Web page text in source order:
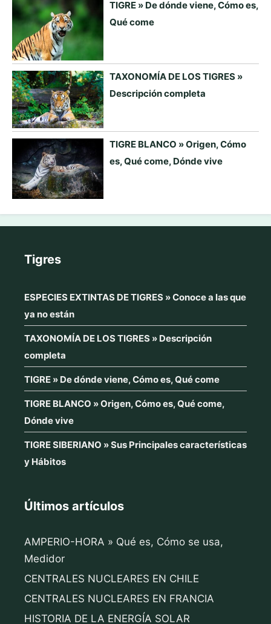
TIGRE » De dónde viene, Cómo es,
Qué come
TAXONOMÍA DE LOS TIGRES »
Descripción completa
TIGRE BLANCO » Origen, Cómo
es, Qué come, Dónde vive
Tigres
ESPECIES EXTINTAS DE TIGRES » Conoce a las que
ya no están
TAXONOMÍA DE LOS TIGRES » Descripción
completa
TIGRE » De dónde viene, Cómo es, Qué come
TIGRE BLANCO » Origen, Cómo es, Qué come,
Dónde vive
TIGRE SIBERIANO » Sus Principales características
y Hábitos
Últimos artículos
AMPERIO-HORA » Qué es, Cómo se usa,
Medidor
CENTRALES NUCLEARES EN CHILE
CENTRALES NUCLEARES EN FRANCIA
HISTORIA DE LA ENERGÍA SOLAR